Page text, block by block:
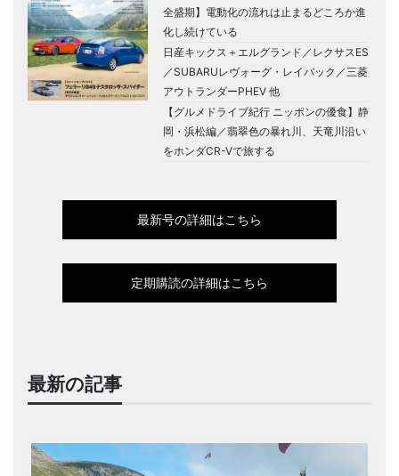
全盛期】電動化の流れは止まるどころか進
化し続けている
日産キックス＋エルグランド／レクサスES
／SUBARUレヴォーグ・レイバック／三菱
アウトランダーPHEV 他
【グルメドライブ紀行 ニッポンの優食】静
岡・浜松編／翡翠色の暴れ川、天竜川沿い
をホンダCR-Vで旅する
最新号の詳細はこちら
定期購読の詳細はこちら
最新の記事